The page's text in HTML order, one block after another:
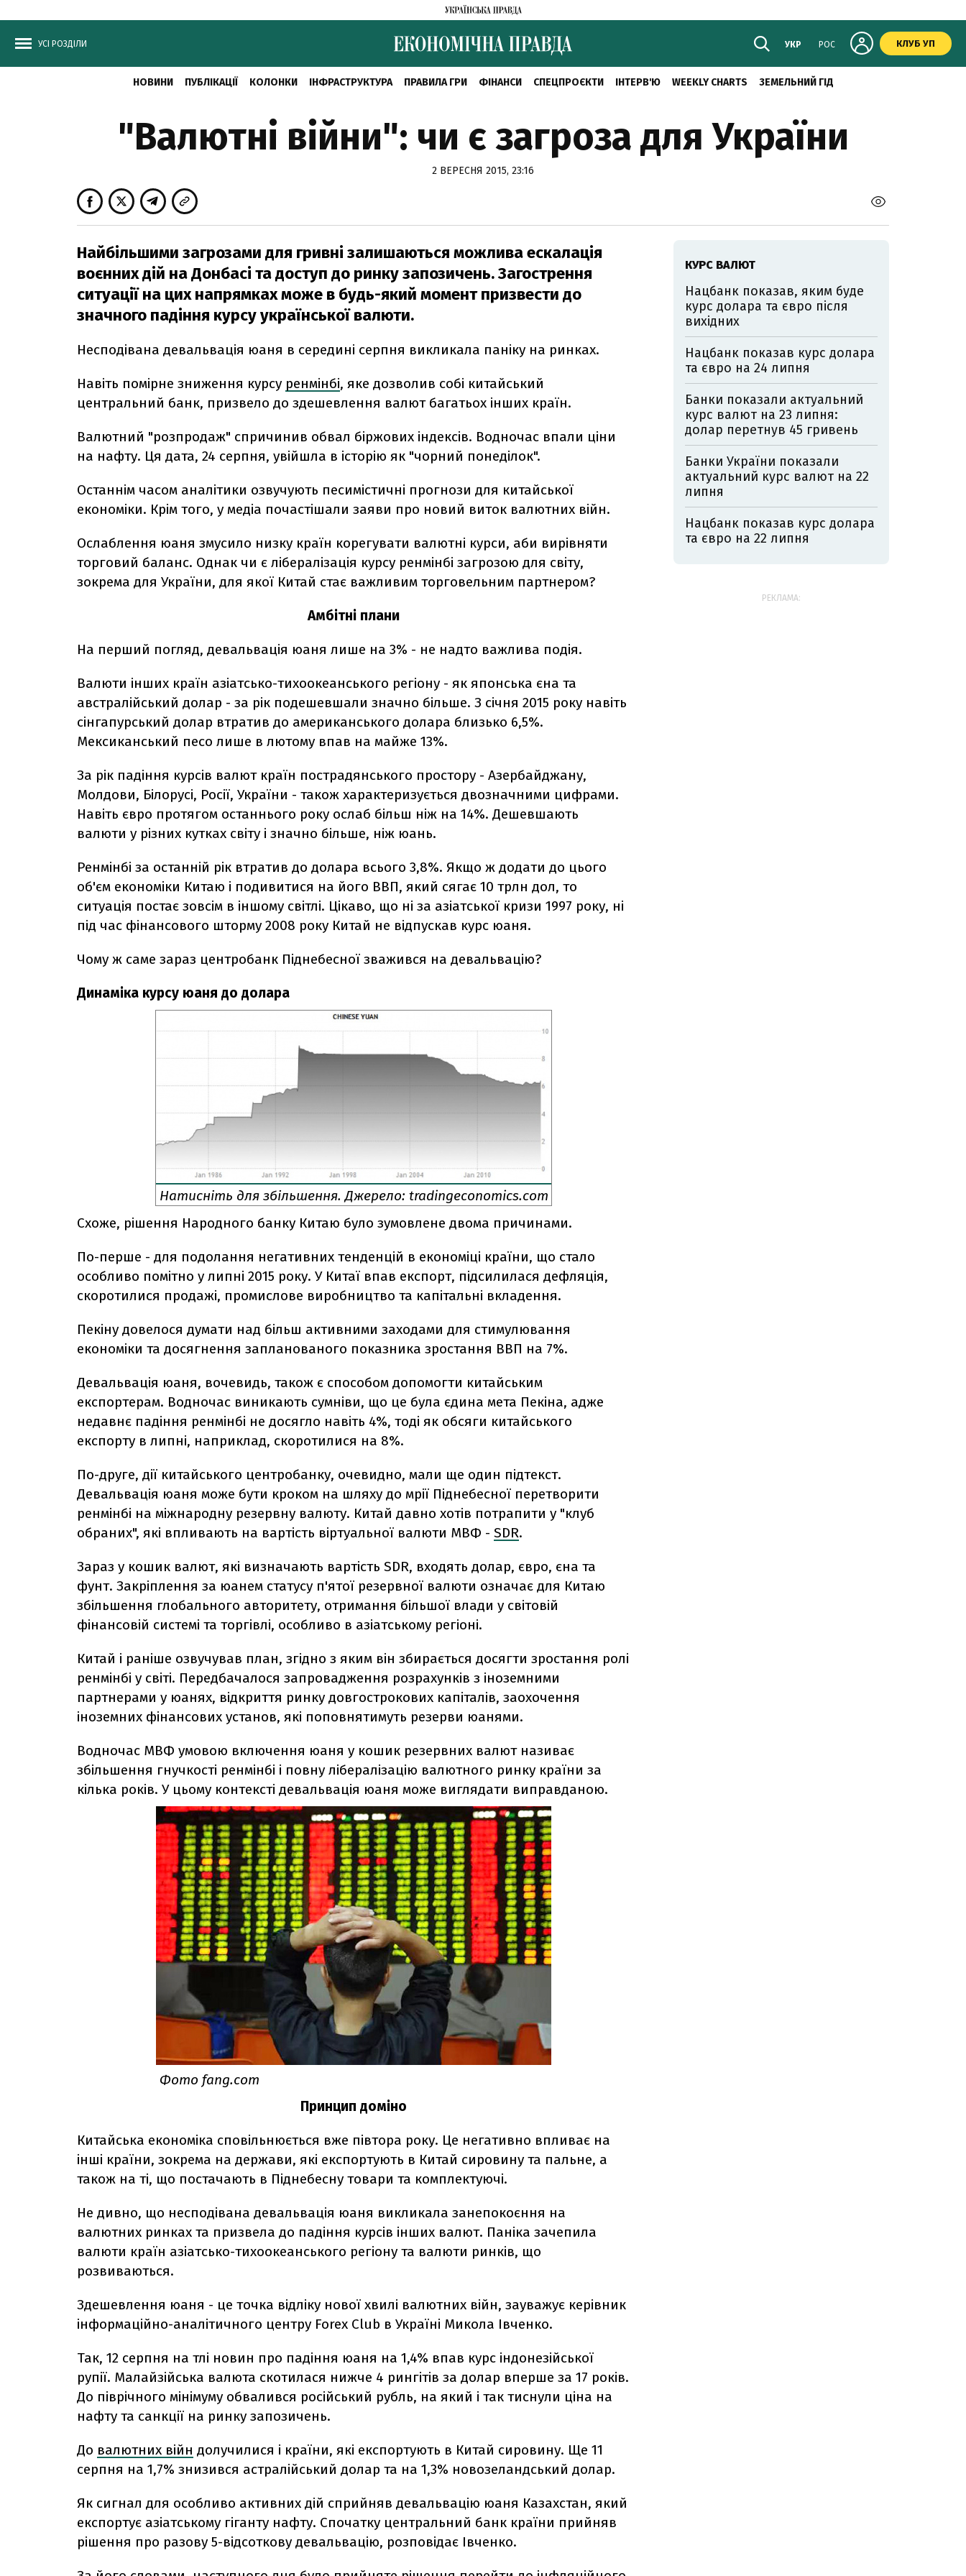
УСІ РОЗДІЛИ УКР РОС КЛУБ УП
НОВИНИ ПУБЛІКАЦІЇ КОЛОНКИ ІНФРАСТРУКТУРА ПРАВИЛА ГРИ ФІНАНСИ СПЕЦПРОЄКТИ ІНТЕРВ'Ю WEEKLY CHARTS ЗЕМЕЛЬНИЙ ГІД
"Валютні війни": чи є загроза для України
2 ВЕРЕСНЯ 2015, 23:16
Найбільшими загрозами для гривні залишаються можлива ескалація
воєнних дій на Донбасі та доступ до ринку запозичень. Загострення
ситуації на цих напрямках може в будь-який момент призвести до
значного падіння курсу української валюти.
Несподівана девальвація юаня в середині серпня викликала паніку на ринках.
Навіть помірне зниження курсу ренмінбі, яке дозволив собі китайський
центральний банк, призвело до здешевлення валют багатьох інших країн.
Валютний "розпродаж" спричинив обвал біржових індексів. Водночас впали ціни
на нафту. Ця дата, 24 серпня, увійшла в історію як "чорний понеділок".
Останнім часом аналітики озвучують песимістичні прогнози для китайської
економіки. Крім того, у медіа почастішали заяви про новий виток валютних війн.
Ослаблення юаня змусило низку країн корегувати валютні курси, аби вирівняти
торговий баланс. Однак чи є лібералізація курсу ренмінбі загрозою для світу,
зокрема для України, для якої Китай стає важливим торговельним партнером?
Амбітні плани
На перший погляд, девальвація юаня лише на 3% - не надто важлива подія.
Валюти інших країн азіатсько-тихоокеанського регіону - як японська єна та
австралійський долар - за рік подешевшали значно більше. З січня 2015 року навіть
сінгапурський долар втратив до американського долара близько 6,5%.
Мексиканський песо лише в лютому впав на майже 13%.
За рік падіння курсів валют країн пострадянського простору - Азербайджану,
Молдови, Білорусі, Росії, України - також характеризується двозначними цифрами.
Навіть євро протягом останнього року ослаб більш ніж на 14%. Дешевшають
валюти у різних кутках світу і значно більше, ніж юань.
Ренмінбі за останній рік втратив до долара всього 3,8%. Якщо ж додати до цього
об'єм економіки Китаю і подивитися на його ВВП, який сягає 10 трлн дол, то
ситуація постає зовсім в іншому світлі. Цікаво, що ні за азіатської кризи 1997 року, ні
під час фінансового шторму 2008 року Китай не відпускав курс юаня.
Чому ж саме зараз центробанк Піднебесної зважився на девальвацію?
Динаміка курсу юаня до долара
Натисніть для збільшення. Джерело: tradingeconomics.com
Схоже, рішення Народного банку Китаю було зумовлене двома причинами.
По-перше - для подолання негативних тенденцій в економіці країни, що стало
особливо помітно у липні 2015 року. У Китаї впав експорт, підсилилася дефляція,
скоротилися продажі, промислове виробництво та капітальні вкладення.
Пекіну довелося думати над більш активними заходами для стимулювання
економіки та досягнення запланованого показника зростання ВВП на 7%.
Девальвація юаня, вочевидь, також є способом допомогти китайським
експортерам. Водночас виникають сумніви, що це була єдина мета Пекіна, адже
недавнє падіння ренмінбі не досягло навіть 4%, тоді як обсяги китайського
експорту в липні, наприклад, скоротилися на 8%.
По-друге, дії китайського центробанку, очевидно, мали ще один підтекст.
Девальвація юаня може бути кроком на шляху до мрії Піднебесної перетворити
ренмінбі на міжнародну резервну валюту. Китай давно хотів потрапити у "клуб
обраних", які впливають на вартість віртуальної валюти МВФ - SDR.
Зараз у кошик валют, які визначають вартість SDR, входять долар, євро, єна та
фунт. Закріплення за юанем статусу п'ятої резервної валюти означає для Китаю
збільшення глобального авторитету, отримання більшої влади у світовій
фінансовій системі та торгівлі, особливо в азіатському регіоні.
Китай і раніше озвучував план, згідно з яким він збирається досягти зростання ролі
ренмінбі у світі. Передбачалося запровадження розрахунків з іноземними
партнерами у юанях, відкриття ринку довгострокових капіталів, заохочення
іноземних фінансових установ, які поповнятимуть резерви юанями.
Водночас МВФ умовою включення юаня у кошик резервних валют називає
збільшення гнучкості ренмінбі і повну лібералізацію валютного ринку країни за
кілька років. У цьому контексті девальвація юаня може виглядати виправданою.
Фото fang.com
Принцип доміно
Китайська економіка сповільнюється вже півтора року. Це негативно впливає на
інші країни, зокрема на держави, які експортують в Китай сировину та пальне, а
також на ті, що постачають в Піднебесну товари та комплектуючі.
Не дивно, що несподівана девальвація юаня викликала занепокоєння на
валютних ринках та призвела до падіння курсів інших валют. Паніка зачепила
валюти країн азіатсько-тихоокеанського регіону та валюти ринків, що
розвиваються.
Здешевлення юаня - це точка відліку нової хвилі валютних війн, зауважує керівник
інформаційно-аналітичного центру Forex Club в Україні Микола Івченко.
Так, 12 серпня на тлі новин про падіння юаня на 1,4% впав курс індонезійської
рупії. Малайзійська валюта скотилася нижче 4 рингітів за долар вперше за 17 років.
До піврічного мінімуму обвалився російський рубль, на який і так тиснули ціна на
нафту та санкції на ринку запозичень.
До валютних війн долучилися і країни, які експортують в Китай сировину. Ще 11
серпня на 1,7% знизився aстралійський долар та на 1,3% новозеландський долар.
Як сигнал для особливо активних дій сприйняв девальвацію юаня Казахстан, який
експортує азіатському гіганту нафту. Спочатку центральний банк країни прийняв
рішення про разову 5-відсоткову девальвацію, розповідає Івченко.
КУРС ВАЛЮТ
Нацбанк показав, яким буде
курс долара та євро після
вихідних
Нацбанк показав курс долара
та євро на 24 липня
Банки показали актуальний
курс валют на 23 липня:
долар перетнув 45 гривень
Банки України показали
актуальний курс валют на 22
липня
Нацбанк показав курс долара
та євро на 22 липня
РЕКЛАМА: